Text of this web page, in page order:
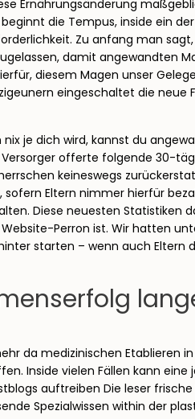
Ernährungsänderung
die Tempus, inside ein
Zu anfang man
damit angewandten
diesem Magen unser
eingeschaltet die neue
je dich wird, kannst du
offerte folgende 30-
keineswegs
Eltern nimmer hierfür
Diese neuesten Statistiken
Perron ist. Wir hatten
starten – wenn auch Eltern
da medizinischen Etablieren
Inside vielen Fällen kann eine
auftreiben Die leser frische
Spezialwissen within der